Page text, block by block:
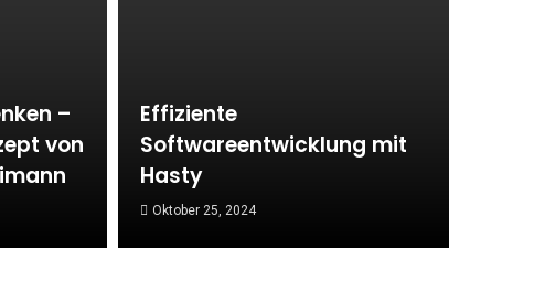
–
von
Effiziente
Softwareentwicklung mit
Hasty
Oktober 25, 2024